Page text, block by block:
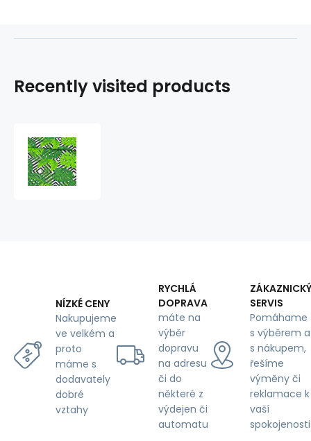
Recently visited products
NÍZKÉ CENY
Nakupujeme
ve velkém a
proto
máme s
dodavately
dobré
vztahy
RYCHLÁ
DOPRAVA
máte na
výběr
dopravu
na adresu
či do
některé z
výdejen či
automatu
ZÁKAZNICKÝ
SERVIS
Pomáhame
s výběrem a
s nákupem,
řešíme
výměny či
reklamace k
vaší
spokojenosti